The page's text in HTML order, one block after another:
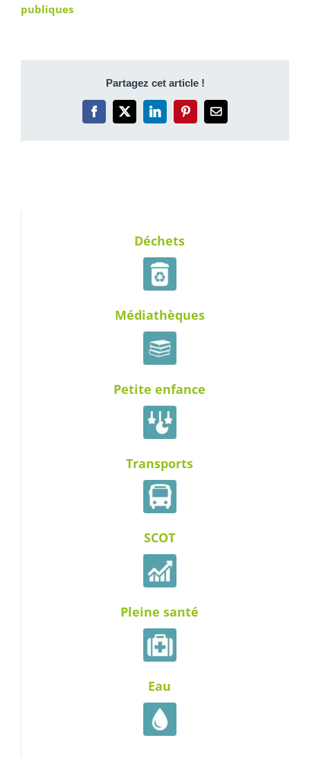
publiques
Partagez cet article !
Facebook
X LinkedInPinterestEmail
Déchets
Médiathèques
Petite enfance
Transports
SCOT
Pleine santé
Eau